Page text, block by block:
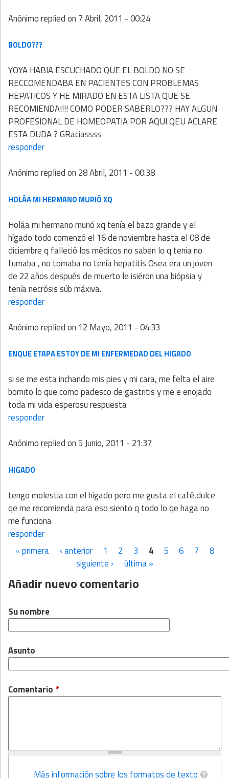
Anónimoreplied on 7 Abril, 2011 - 00:24
BOLDO???
YOYA HABIA ESCUCHADO QUE EL BOLDO NO SE
RECCOMENDABA EN PACIENTES CON PROBLEMAS
HEPATICOS Y HE MIRADO EN ESTA LISTA QUE SE
RECOMIENDA!!!! COMO PODER SABERLO??? HAY ALGUN
PROFESIONAL DE HOMEOPATIA POR AQUI QEU ACLARE
ESTA DUDA ? GRaciassss
responder
Anónimoreplied on 28 Abril, 2011 - 00:38
HOLÁA MI HERMANO MURIÓ XQ
Holáa mi hermano murió xq tenía el bazo grande y el
hígado todo comenzó el 16 de noviembre hasta el 08 de
diciembre q falleció los médicos no saben lo q tenia no
fumaba , no tomaba no tenía hepatitis Osea era un joven
de 22 años después de muerto le isiéron una biópsia y
tenía necrósis súb máxiva.
responder
Anónimoreplied on 12 Mayo, 2011 - 04:33
ENQUE ETAPA ESTOY DE MI ENFERMEDAD DEL HIGADO
si se me esta inchando mis pies y mi cara, me felta el aire
bomito lo que como padesco de gastritis y me e enojado
toda mi vida esperosu respuesta
responder
Anónimoreplied on5 Junio, 2011 - 21:37
HIGADO
tengo molestia con el higado pero me gusta el cafè,dulce
qe me recomienda para eso siento q todo lo qe haga no
me funciona
responder
Páginas
« primera ‹ anterior 1 2 3 4 5 6 7
8
siguiente ›
última »
Añadir nuevo comentario
Su nombre
Asunto
Comentario *
Más información sobre los formatos de texto